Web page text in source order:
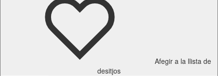
Afegir a la llista de
desitjos